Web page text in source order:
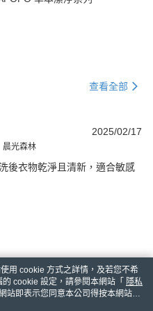
查看全部
2025/02/17
晨光森林
後衣物乾淨且清新，適合敏感
用 cookie 方式之詳情，及若您不希
cookie 設定，請參閱本網站「 隱私
站即表示您同意本公司得按本網站使